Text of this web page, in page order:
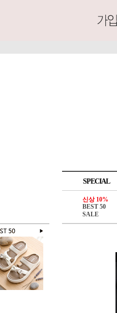
SPECIAL
신상 10%
BEST 50
SALE